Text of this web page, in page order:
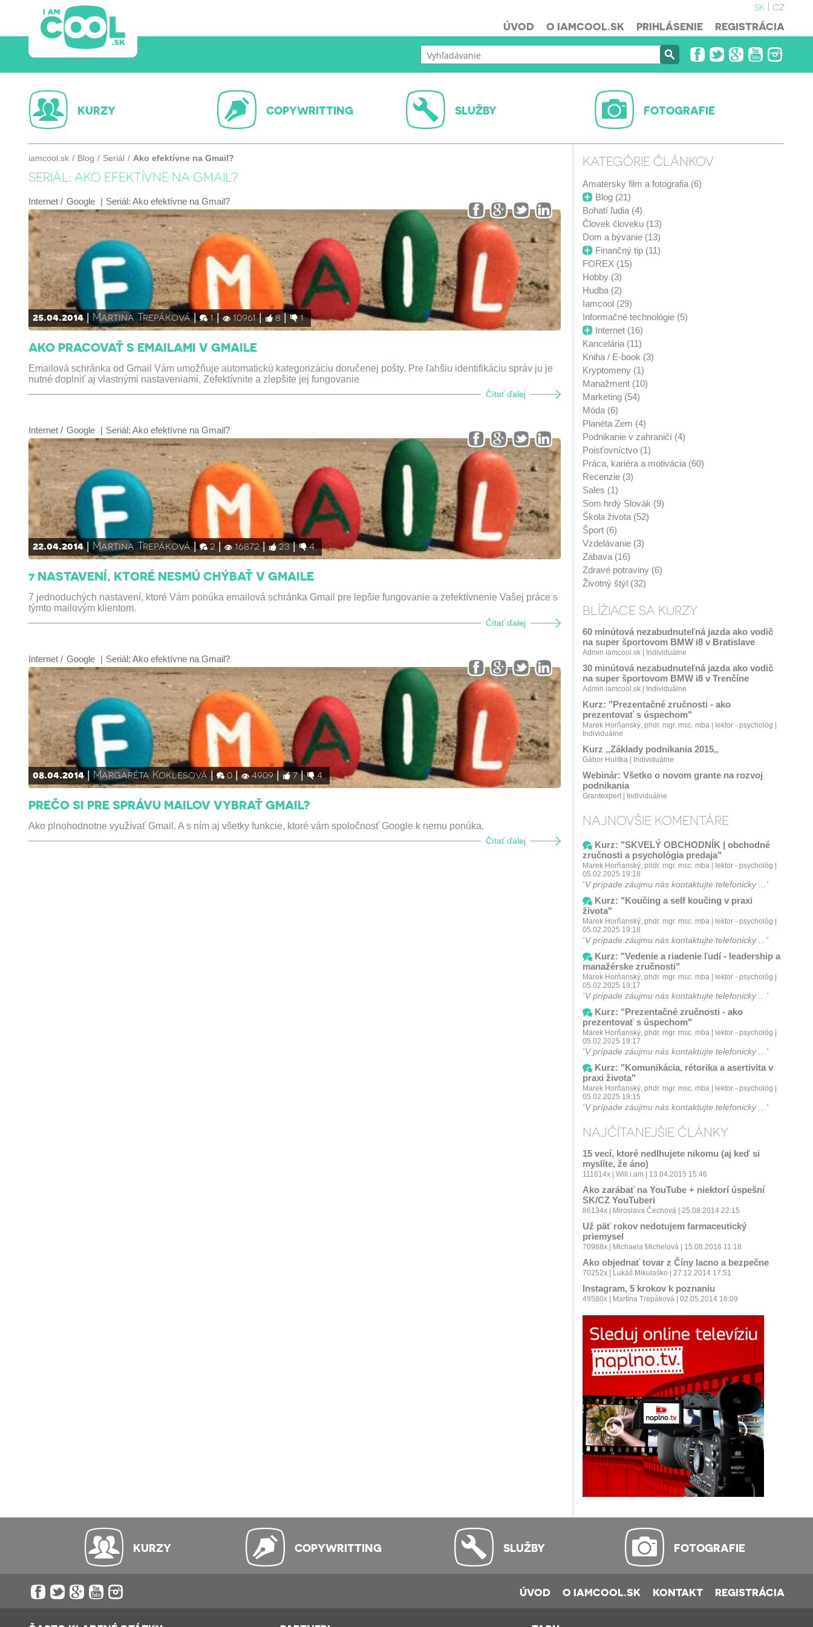
sk
cz
ÚVOD
O IAMCOOL.SK PRIHLÁSENIE REGISTRÁCIA
KURZY COPYWRITTING SLUŽBY FOTOGRAFIE
iamcool.sk Blog Seriál Ako efektívne na Gmail?
SERIÁL: AKO EFEKTÍVNE NA GMAIL?
Internet Google Seriál:Ako efektívne na Gmail?
25.04.2014 Martina Trepáková 1 10961 8 1
AKO PRACOVAŤ S EMAILAMI V GMAILE
Emailová schránka od Gmail Vám umožňuje automatickú kategorizáciu doručenej pošty. Pre ľahšiu identifikáciu správ ju je
nutné doplniť aj vlastnými nastaveniami. Zefektívnite a zlepšite jej fungovanie
Čítať ďalej
Internet Google Seriál:Ako efektívne na Gmail?
22.04.2014 Martina Trepáková 2 16872 23 4
7 NASTAVENÍ, KTORÉ NESMÚ CHÝBAŤ V GMAILE
7 jednoduchých nastavení, ktoré Vám ponúka emailová schránka Gmail pre lepšie fungovanie a zefektívnenie Vašej práce s
týmto mailovým klientom.
Čítať ďalej
Internet Google Seriál:Ako efektívne na Gmail?
08.04.2014 Margaréta Koklesová 0 4909 7 4
PREČO SI PRE SPRÁVU MAILOV VYBRAŤ GMAIL?
Ako plnohodnotne využívať Gmail. A s ním aj všetky funkcie, ktoré vám spoločnosť Google k nemu ponúka.
Čítať ďalej
KATEGÓRIE ČLÁNKOV
Amatérsky film a fotografia (6)
Blog (21)
Bohatí ľudia (4)
Človek človeku (13)
Dom a bývanie (13)
Finančný tip (11)
FOREX (15)
Hobby (3)
Hudba (2)
Iamcool (29)
Informačné technológie (5)
Internet (16)
Kancelária (11)
Kniha / E-book (3)
Kryptomeny (1)
Manažment (10)
Marketing (54)
Móda (6)
Planéta Zem (4)
Podnikanie v zahraničí (4)
Poisťovníctvo (1)
Práca, kariéra a motivácia (60)
Recenzie (3)
Sales (1)
Som hrdý Slovák (9)
Škola života (52)
Šport (6)
Vzdelávanie (3)
Zábava (16)
Zdravé potraviny (6)
Životný štýl (32)
BLÍŽIACE SA KURZY
60 minútová nezabudnuteľná jazda ako vodič
na super športovom BMW i8 v Bratislave
Admin iamcool.sk | Individuálne
30 minútová nezabudnuteľná jazda ako vodič
na super športovom BMW i8 v Trenčíne
Admin iamcool.sk | Individuálne
Kurz: "Prezentačné zručnosti - ako
prezentovať s úspechom"
Marek Horňanský, phdr. mgr. msc. mba | lektor - psychológ |
Individuálne
Kurz ,,Základy podnikania 2015,,
Gábor Hulitka | Individuálne
Webinár: Všetko o novom grante na rozvoj
podnikania
Grantexpert | Individuálne
NAJNOVŠIE KOMENTÁRE
Kurz: "SKVELÝ OBCHODNÍK | obchodné
zručnosti a psychológia predaja"
Marek Horňanský, phdr. mgr. msc. mba | lektor - psychológ |
05.02.2025 19:18
V prípade záujmu nás kontaktujte telefonicky ...
Kurz: "Koučing a self koučing v praxi
života"
Marek Horňanský, phdr. mgr. msc. mba | lektor - psychológ |
05.02.2025 19:18
V prípade záujmu nás kontaktujte telefonicky ...
Kurz: "Vedenie a riadenie ľudí - leadership a
manažérske zručnosti"
Marek Horňanský, phdr. mgr. msc. mba | lektor - psychológ |
05.02.2025 19:17
V prípade záujmu nás kontaktujte telefonicky ...
Kurz: "Prezentačné zručnosti - ako
prezentovať s úspechom"
Marek Horňanský, phdr. mgr. msc. mba | lektor - psychológ |
05.02.2025 19:17
V prípade záujmu nás kontaktujte telefonicky ...
Kurz: "Komunikácia, rétorika a asertivita v
praxi života"
Marek Horňanský, phdr. mgr. msc. mba | lektor - psychológ |
05.02.2025 19:15
V prípade záujmu nás kontaktujte telefonicky ...
NAJČÍTANEJŠIE ČLÁNKY
15 vecí, ktoré nedlhujete nikomu (aj keď si
myslíte, že áno)
111614x | Will.i.am | 13.04.2015 15:46
Ako zarábať na YouTube + niektorí úspešní
SK/CZ YouTuberi
86134x | Miroslava Čechová | 25.08.2014 22:15
Už päť rokov nedotujem farmaceutický
priemysel
70988x | Michaela Michelová | 15.08.2016 11:18
Ako objednať tovar z Číny lacno a bezpečne
70252x | Lukáš Mikulaško | 27.12.2014 17:51
Instagram, 5 krokov k poznaniu
49580x | Martina Trepáková | 02.05.2014 16:09
KURZY COPYWRITTING SLUŽBY FOTOGRAFIE
ÚVOD O IAMCOOL.SK KONTAKT REGISTRÁCIA